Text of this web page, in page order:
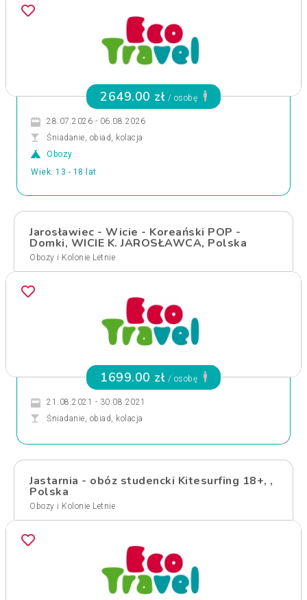
2649.00 zł / osobę
28.07.2026 - 06.08.2026
Śniadanie, obiad, kolacja
Obozy
Wiek: 13 - 18 lat
Jarosławiec - Wicie - Koreański POP -
Domki, WICIE K. JAROSŁAWCA, Polska
Obozy i Kolonie Letnie
1699.00 zł / osobę
21.08.2021 - 30.08.2021
Śniadanie, obiad, kolacja
Jastarnia - obóz studencki Kitesurfing 18+, ,
Polska
Obozy i Kolonie Letnie